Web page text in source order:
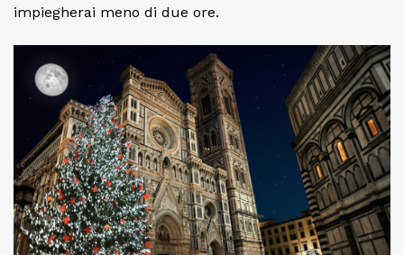
impiegherai meno di due ore.